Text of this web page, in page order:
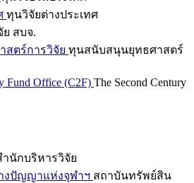
ทุนวิจัยต่างประเทศ
สบจ.
ตร์การวิจัย ทุนสนับสนุนยุทธศาสตร์
Fund Office (C2F) The Second Century
ำนักบริหารวิจัย
งปัญญาแห่งจุฬาฯ สถาบันทรัพย์สิน